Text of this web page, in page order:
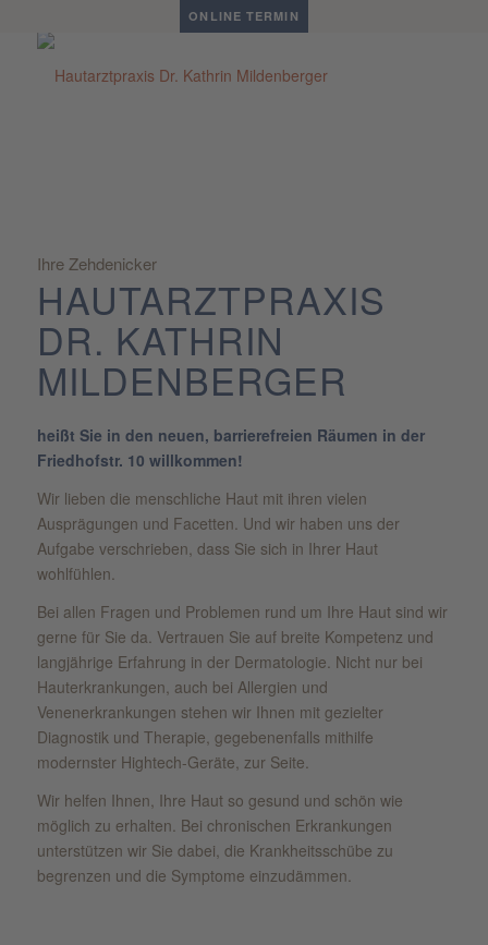
ONLINE TERMIN
Ihre Zehdenicker
HAUTARZTPRAXIS
DR. KATHRIN
MILDENBERGER
heißt Sie in den neuen, barrierefreien Räumen in der
Friedhofstr. 10 willkommen!
Wir lieben die menschliche Haut mit ihren vielen
Ausprägungen und Facetten. Und wir haben uns der
Aufgabe verschrieben, dass Sie sich in Ihrer Haut
wohlfühlen.
Bei allen Fragen und Problemen rund um Ihre Haut sind wir
gerne für Sie da. Vertrauen Sie auf breite Kompetenz und
langjährige Erfahrung in der Dermatologie. Nicht nur bei
Hauterkrankungen, auch bei Allergien und
Venenerkrankungen stehen wir Ihnen mit gezielter
Diagnostik und Therapie, gegebenenfalls mithilfe
modernster Hightech-Geräte, zur Seite.
Wir helfen Ihnen, Ihre Haut so gesund und schön wie
möglich zu erhalten. Bei chronischen Erkrankungen
unterstützen wir Sie dabei, die Krankheitsschübe zu
begrenzen und die Symptome einzudämmen.